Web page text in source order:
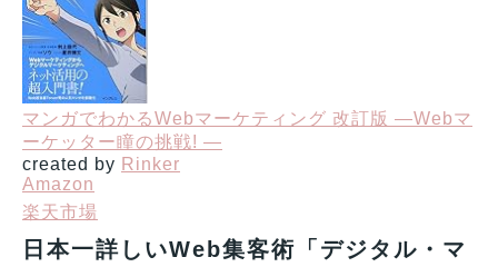
マンガでわかるWebマーケティング 改訂版 ―Webマ
ーケッター瞳の挑戦! ―
created by Rinker
Amazon
楽天市場
日本一詳しいWeb集客術「デジタル・マ